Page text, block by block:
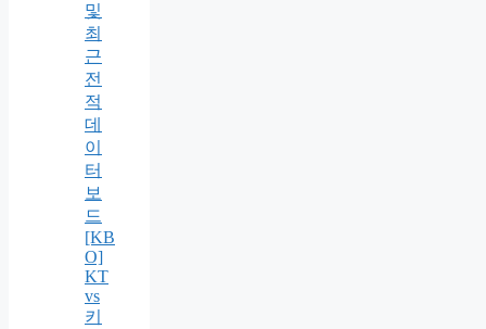
및
최
근
전
적
데
이
터
보
드
[KB
O]
KT
vs
키